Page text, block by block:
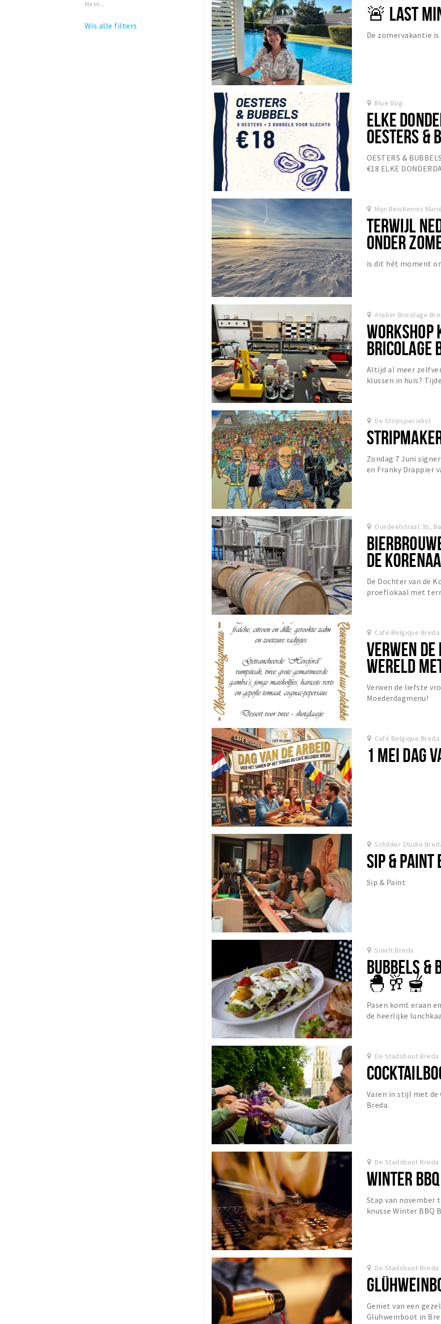
Meer...
Wis alle filters
🚨 LAST
De zomervakantie
Blue Dog
ELKE
OESTERS &
OESTERS &
€18 ELKE
Mijn ReisKennis
TERWIJL
ONDER
is dit hét moment
Atelier Bricolage
WORKSHOP
BRICOLAGE
Altijd al meer
klussen in huis?
De Stripspecialist
Zondag 7 Juni
en Franky Drappier
Oordeelstraat 3b,
DE
De Dochter van de
proeflokaal met
Café Belgique Breda
VERWEN DE
WERELD
Verwen de liefste
Moederdagmenu!
Café Belgique Breda
1 MEI DAG
Schilder Studio
SIP & PAINT
Sip & Paint
Smelt Breda
BUBBELS &
🐣🥂🫕
Pasen komt eraan
de heerlijke
De Stadsboot Breda
Varen in stijl met
Breda.
De Stadsboot Breda
WINTER
Stap van november
knusse Winter BBQ
De Stadsboot Breda
Geniet van een
Glühweinboot in